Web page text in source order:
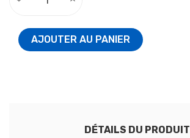
AJOUTER AU PANIER
DÉTAILS DU PRODUIT